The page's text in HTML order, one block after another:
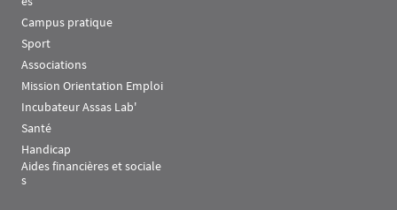
Campus pratique
Sport
Associations
Mission Orientation Emploi
Incubateur Assas Lab'
Santé
Handicap
Aides financières et sociale
s